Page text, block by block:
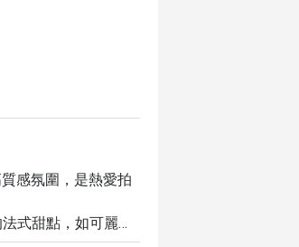
感氛圍，是熱愛拍
式甜點，如可麗露